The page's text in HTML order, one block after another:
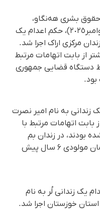
بشری هه‌نگاو،
سحرگاە روز یکشنبە ٢ آذر ١٤٠٤(٢٣نوامبر٢٠٢٥)، حکم اعدام یک
مرکزی اراک اجرا شد.
از بابت اتهامات مرتبط
دستگاه قضایی جمهوری
بە نام امیر نصرت
بابت اتهامات مرتبط با
بودند، در زندان بم
استان کرمان و اهواز اجرا گردید. رحمان مولودی ۶ سال پیش
یک زندانی لُر بە نام
خوزستان اجرا شد.